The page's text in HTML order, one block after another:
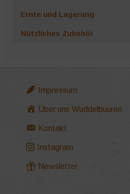
Ernte und Lagerung
Nützliches Zubehör
Impressum
Über uns Wuddelbuuren
Kontakt
Instagram
Newsletter